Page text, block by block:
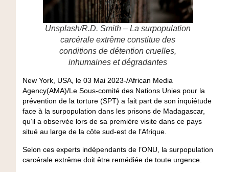
Unsplash/R.D. Smith – La surpopulation
carcérale extrême constitue des
conditions de détention cruelles,
inhumaines et dégradantes
New York, USA, le 03 Mai 2023-/African Media
Agency(AMA)/Le Sous-comité des Nations Unies pour la
prévention de la torture (SPT) a fait part de son inquiétude
face à la surpopulation dans les prisons de Madagascar,
qu’il a observée lors de sa première visite dans ce pays
situé au large de la côte sud-est de l’Afrique.
Selon ces experts indépendants de l’ONU, la surpopulation
carcérale extrême doit être remédiée de toute urgence.